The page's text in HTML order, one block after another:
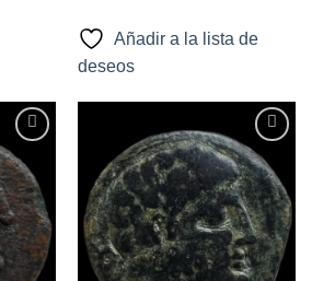
Añadir a la lista de
deseos
Añadir
a la
lista de
deseos
Añadir
a la
lista de
deseos